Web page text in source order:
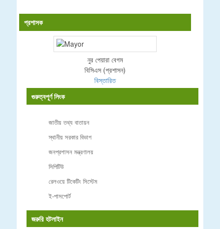
প্রশাসক
নুর পেয়ারা বেগম
বিসিএস (প্রশাসন)
বিস্তারিত
গুরুত্বপূর্ণ লিংক
জাতীয় তথ্য বাতায়ন
স্থানীয় সরকার বিভাগ
জনপ্রশাসন মন্ত্রণালয়
সিপিটিউ
রেলওয়ে টিকেটিং সিস্টেম
ই-পাসপোর্ট
জরুরি হটলাইন